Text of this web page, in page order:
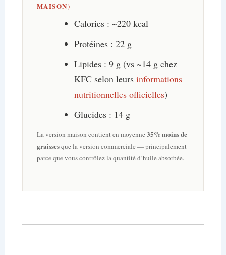
MAISON)
Calories : ~220 kcal
Protéines : 22 g
Lipides : 9 g (vs ~14 g chez
KFC selon leurs informations
nutritionnelles officielles)
Glucides : 14 g
La version maison contient en moyenne 35% moins de
graissesque la version commerciale — principalement
parce que vous contrôlez la quantité d’huile absorbée.